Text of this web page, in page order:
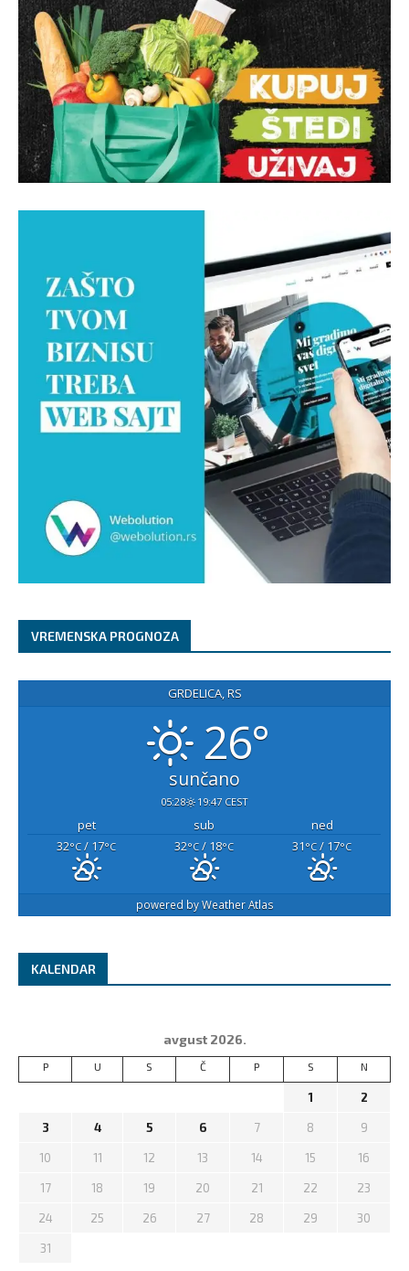
VREMENSKA PROGNOZA
GRDELICA, RS
26°
sunčano
05:28 19:47 CEST
pet sub
ned
32°C / 17°C 32°C / 18°C 31 °C / 17°C
powered byWeather Atlas
KALENDAR
avgust 2026.
P U S Č P S N
1 2
3 4 5 6 7 8 9
10 11 12 13 14 15 16
17 18 19 20 21 22 23
24 25 26 27 28 29 30
31